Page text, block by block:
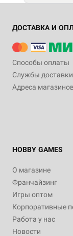
ДОСТАВКА И
Способы оплаты
Службы доставки
Адреса магазинов
HOBBY GAMES
О магазине
Франчайзинг
Игры оптом
Корпоративные
Работа у нас
Новости